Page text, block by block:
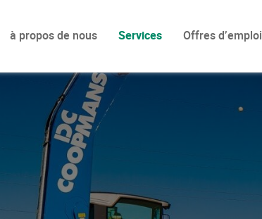
à propos de nous Services Offres d’emploi